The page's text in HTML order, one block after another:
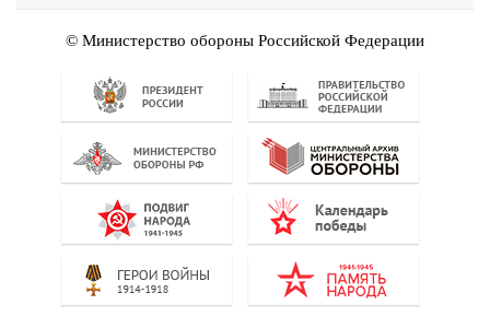
© Министерство обороны Российской Федерации